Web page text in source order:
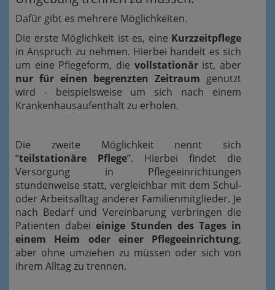
Dafür gibt es mehrere Möglichkeiten.
Die erste Möglichkeit ist es, eine Kurzzeitpflege
in Anspruch zu nehmen. Hierbei handelt es sich
um eine Pflegeform, die vollstationärist, aber
nur für einen begrenzten Zeitraum genutzt
wird - beispielsweise um sich nach einem
Krankenhausaufenthalt zu erholen.
Die zweite Möglichkeit nennt sich
“teilstationäre Pflege”. Hierbei findet die
Versorgung in Pflegeeinrichtungen
stundenweise statt, vergleichbar mit dem Schul-
oder Arbeitsalltag anderer Familienmitglieder. Je
nach Bedarf und Vereinbarung verbringen die
Patienten dabeieinige Stunden des Tages in
einem Heim oder einer Pflegeeinrichtung,
aber ohne umziehen zu müssen oder sich von
ihrem Alltag zu trennen.